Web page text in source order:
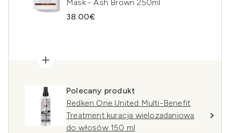
Mask - Ash Brown 250ml
38.00€
Polecany produkt
Redken One United Multi-Benefit
Treatment kuracja wielozadaniowa
do włosów 150 ml